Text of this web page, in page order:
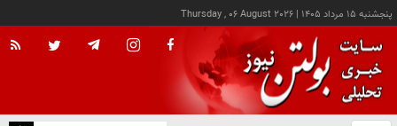
پنجشنبه ۱۵ مرداد ۱۴۰۵ |
Thursday , 06 August 2026